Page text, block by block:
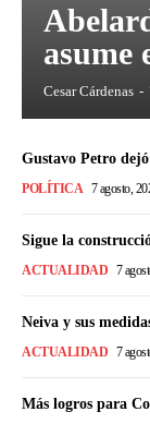
asume
Cesar Cárdenas -
Gustavo Petro
POLÍTICA 7 agosto,
Sigue la
ACTUALIDAD 7
Neiva y sus
ACTUALIDAD 7
Más logros para